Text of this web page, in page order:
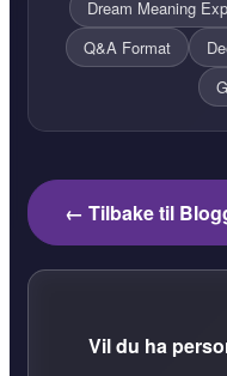
Dream Meaning
Q&A Format
← Tilbake til
Vil du ha